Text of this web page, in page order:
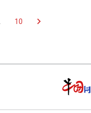
10 chevron_right